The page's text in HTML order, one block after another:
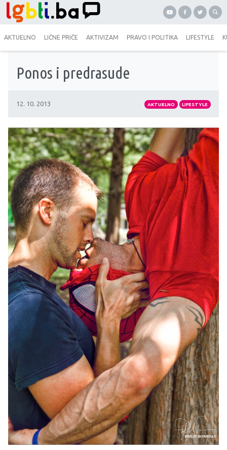
AKTUELNO LIČNE PRIČE AKTIVIZAM PRAVO I POLITIKA LIFESTYLE
Ponos i predrasude
12. 10. 2013 AKTUELNO LIFESTYLE